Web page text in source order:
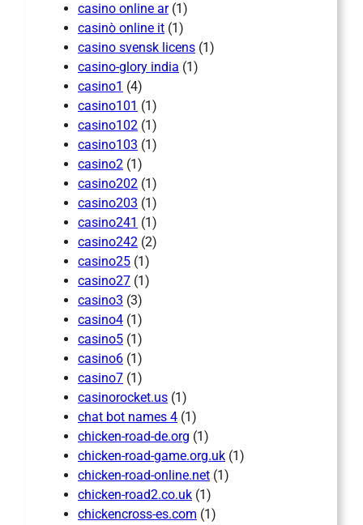
casino online ar(1)
casinò online it (1)
casino svensk licens (1)
casino-glory india (1)
casino1 (4)
casino101 (1)
casino102 (1)
casino103 (1)
casino2 (1)
casino202 (1)
casino203 (1)
casino241 (1)
casino242 (2)
casino25 (1)
casino27 (1)
casino3 (3)
casino4 (1)
casino5 (1)
casino6 (1)
casino7 (1)
casinorocket.us (1)
chat bot names 4 (1)
chicken-road-de.org (1)
chicken-road-game.org.uk (1)
chicken-road-online.net (1)
chicken-road2.co.uk (1)
chickencross-es.com (1)